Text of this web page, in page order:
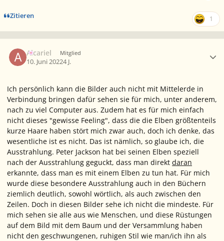
Zitieren 1
Alcariel Mitglied
10. Juni 20224 J.
Ich persönlich kann die Bilder auch nicht mit Mittelerde in
Verbindung bringen dafür sehen sie für mich, unter anderem,
nach zu viel Computer aus. Zudem hat es für mich einfach
nicht dieses "gewisse Feeling", dass die die Elben größtenteils
kurze Haare haben stört mich zwar auch, doch ich denke, das
wesentliche ist es nicht. Das ist nämlich, so glaube ich, die
Ausstrahlung. Peter Jackson hat bei seinen Elben speziell
nach der Ausstrahlung geguckt, dass man direkt daran
erkannte, dass man es mit einem Elben zu tun hat. Für mich
wurde diese besondere Ausstrahlung auch in den Büchern
ziemlich deutlich, sowohl wörtlich, als auch zwischen den
Zeilen. Doch in diesen Bilder sehe ich nicht die mindeste. Für
mich sehen sie alle aus wie Menschen, und diese Rüstungen
auf dem Bild mit dem Baum und der Versammlung haben
nicht den geschwungenen, ruhigen Stil wie man/ich ihn als